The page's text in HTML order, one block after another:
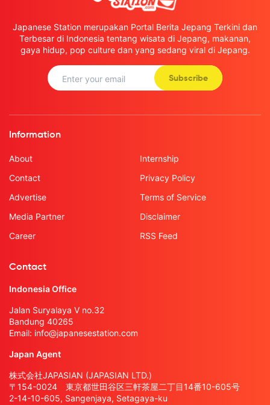
Japanese Station merupakan Portal Berita Jepang Terkini dan
Terbesar di Indonesia tentang wisata di Jepang, makanan,
gaya hidup, pop culture dan yang sedang viral di Jepang.
Subscribe
Information
About
Contact
Advertise
Media Partner
Career
Internship
Privacy Policy
Terms of Service
Disclaimer
RSS Feed
Contact
Indonesia Office
Jalan Suryalaya V no.32
Bandung 40265
Email: info@japanesestation.com
Japan Agent
株式会社JAPASIAN (JAPASIAN LTD.)
〒154-0024 東京都世田谷区三軒茶屋二丁目14番10-605号
2-14-10-605, Sangenjaya, Setagaya-ku